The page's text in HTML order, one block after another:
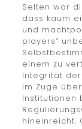
Selten war
dass kaum
und
players“
einem zu
Integrität
im Zuge
Institutionen
hineinreicht.